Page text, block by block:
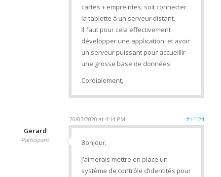
cartes + empreintes, soit connecter
la tablette à un serveur distant.
Il faut pour cela effectivement
développer une application, et avoir
un serveur puissant pour accueillir
une grosse base de données.
Cordialement,
20/07/2020 at 4:14 PM #11124
Gerard
Participant
Bonjour,
J’aimerais mettre en place un
système de contrôle d’identités pour